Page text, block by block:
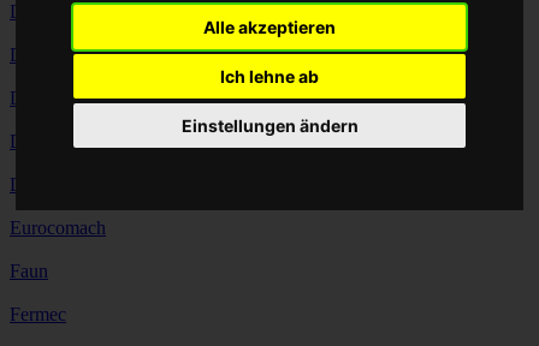
Alle akzeptieren
Ich lehne ab
Einstellungen ändern
Demag
Ditch Witch
Doosan
Dresser
Dynapac
Eurocomach
Faun
Fermec